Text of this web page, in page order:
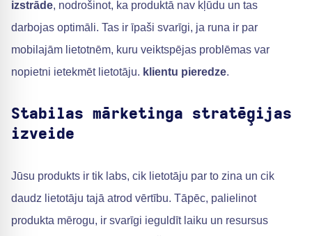
izstrāde, nodrošinot, ka produktā nav kļūdu un tas
darbojas optimāli. Tas ir īpaši svarīgi, ja runa ir par
mobilajām lietotnēm, kuru veiktspējas problēmas var
nopietni ietekmēt lietotāju. klientu pieredze.
Stabilas mārketinga stratēģijas
izveide
Jūsu produkts ir tik labs, cik lietotāju par to zina un cik
daudz lietotāju tajā atrod vērtību. Tāpēc, palielinot
produkta mērogu, ir svarīgi ieguldīt laiku un resursus